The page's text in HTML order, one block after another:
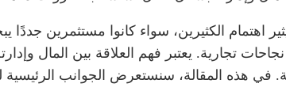
اهتمام الكثيرين، سواء كانوا مستثمرين
تجارية. يعتبر فهم العلاقة بين المال
في هذه المقالة، سنستعرض الجوانب الرئيسية